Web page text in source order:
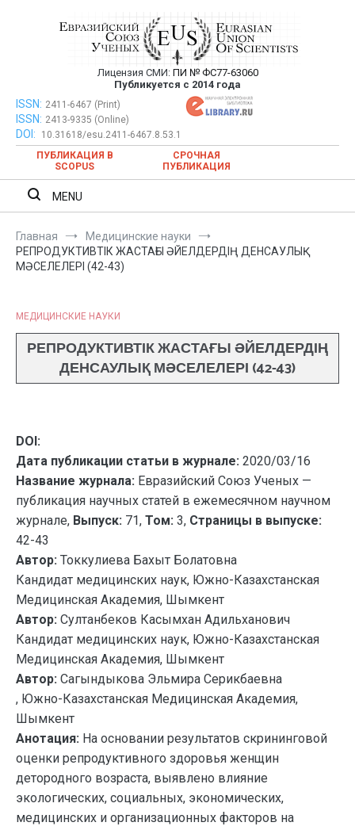
Евразийский Союз Ученых —
публикация научных статей в
ежемесячном научном журнале
Лицензия СМИ: ПИ № ФС77-63060
Публикуется с 2014 года
Евразийский Союз Ученых — публикация научных статей в
ежемесячном научном журнале
ISSN: 2411-6467 (Print)
ISSN: 2413-9335 (Online)
DOI:
10.31618/esu.2411-6467.8.53.1
ПУБЛИКАЦИЯ В
SCOPUS
СРОЧНАЯ
ПУБЛИКАЦИЯ
MENU
Главная
Медицинские науки
РЕПРОДУКТИВТІК ЖАСТАҒЫ ӘЙЕЛДЕРДІҢ ДЕНСАУЛЫҚ
МӘСЕЛЕЛЕРІ (42-43)
МЕДИЦИНСКИЕ НАУКИ
РЕПРОДУКТИВТІК ЖАСТАҒЫ ӘЙЕЛДЕРДІҢ
ДЕНСАУЛЫҚ МӘСЕЛЕЛЕРІ (42-43)
DOI:
Дата публикации статьи в журнале: 2020/03/16
Название журнала: Евразийский Союз Ученых —
публикация научных статей в ежемесячном научном
журнале, Выпуск: 71, Том: 3, Страницы в выпуске:
42-43
Автор: Токкулиева Бахыт Болатовна
Кандидат медицинских наук, Южно-Казахстанская
Медицинская Академия, Шымкент
Автор: Султанбеков Касымхан Адильханович
Кандидат медицинских наук, Южно-Казахстанская
Медицинская Академия, Шымкент
Автор: Сагындыкова Эльмира Серикбаевна
, Южно-Казахстанская Медицинская Академия,
Шымкент
Анотация: На основании результатов скрининговой
оценки репродуктивного здоровья женщин
детородного возраста, выявлено влияние
экологических, социальных, экономических,
медицинских и организационных факторов на